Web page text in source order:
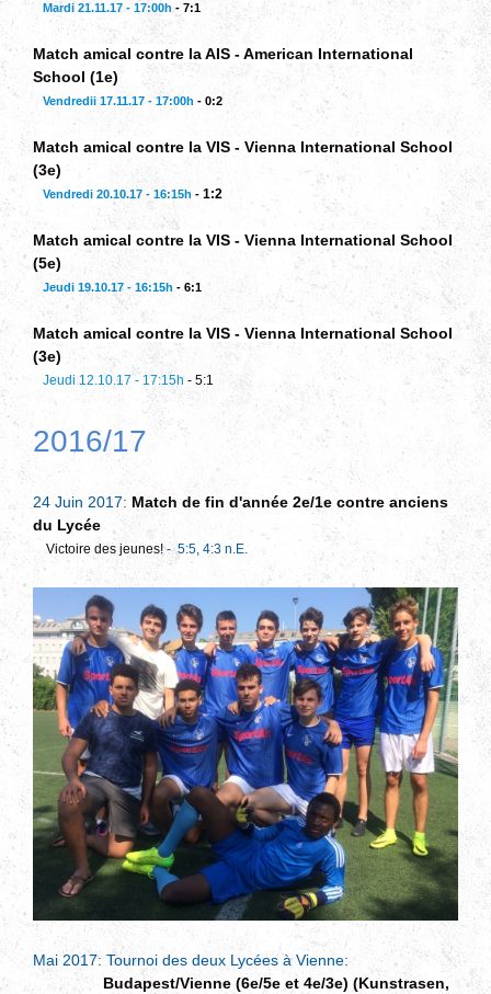
Mardi 21.11.17 - 17:00h - 7:1
Match amical contre la AIS - American International
School (1e)
Vendredii 17.11.17 - 17:00h - 0:2
Match amical contre la VIS - Vienna International School
(3e)
Vendredi 20.10.17 - 16:15h -1:2
Match amical contre la VIS - Vienna International School
(5e)
Jeudi 19.10.17 - 16:15h - 6:1
Match amical contre la VIS - Vienna International School
(3e)
Jeudi 12.10.17 - 17:15h - 5:1
2016/17
24 Juin 2017:Match de fin d'année 2e/1e contre anciens
du Lycée
Victoire des jeunes!- 5:5, 4:3 n.E.
Mai 2017: Tournoi des deux Lycées à Vienne:
Budapest/Vienne (6e/5e et 4e/3e) (Kunstrasen,